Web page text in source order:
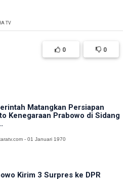
TV
0 0
Matangkan Persiapan
Kenegaraan Prabowo di Sidang
- 01 Januari 1970
Kirim 3 Surpres ke DPR